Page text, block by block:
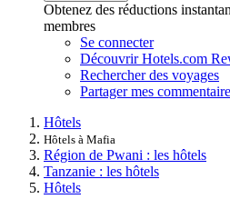
Obtenez des réductions
membres
Se connecter
Découvrir Hotels.com
Rechercher des voyages
Partager mes
Hôtels
Hôtels à Mafia
Région de Pwani : les hôtels
Tanzanie : les hôtels
Hôtels